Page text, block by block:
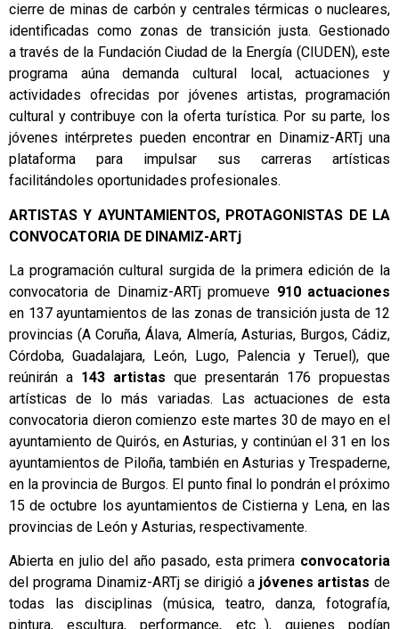
cierre de minas de carbón y centrales térmicas o nucleares,
identificadas como zonas de transición justa. Gestionado
a través de la Fundación Ciudad de la Energía (CIUDEN), este
programa aúna demanda cultural local, actuaciones y
actividades ofrecidas por jóvenes artistas, programación
cultural y contribuye con la oferta turística. Por su parte, los
jóvenes intérpretes pueden encontrar en Dinamiz-ARTj una
plataforma para impulsar sus carreras artísticas
facilitándoles oportunidades profesionales.
ARTISTAS Y AYUNTAMIENTOS, PROTAGONISTAS DE LA
CONVOCATORIA DE DINAMIZ-ARTj
La programación cultural surgida de la primera edición de la
convocatoria de Dinamiz-ARTj promueve 910 actuaciones
en 137 ayuntamientos de las zonas de transición justa de 12
provincias (A Coruña, Álava, Almería, Asturias, Burgos, Cádiz,
Córdoba, Guadalajara, León, Lugo, Palencia y Teruel), que
reúnirán a 143 artistas que presentarán 176 propuestas
artísticas de lo más variadas. Las actuaciones de esta
convocatoria dieron comienzo este martes 30 de mayo en el
ayuntamiento de Quirós, en Asturias, y continúan el 31 en los
ayuntamientos de Piloña, también en Asturias y Trespaderne,
en la provincia de Burgos. El punto final lo pondrán el próximo
15 de octubre los ayuntamientos de Cistierna y Lena, en las
provincias de León y Asturias, respectivamente.
Abierta en julio del año pasado, esta primera convocatoria
del programa Dinamiz-ARTj se dirigió a jóvenes artistas de
todas las disciplinas (música, teatro, danza, fotografía,
pintura, escultura, performance, etc…), quienes podían